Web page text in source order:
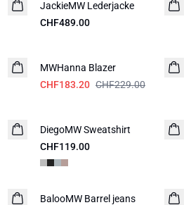
NEUHEITEN
JackieMW Lederjacke
CHF489.00
MWHanna Blazer
CHF183.20 CHF229.00
DiegoMW Sweatshirt
CHF119.00
NEUHEITEN
BalooMW Barrel jeans